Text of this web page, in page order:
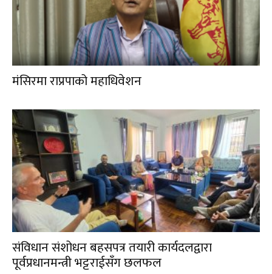
मंसिरमा राप्रपाको महाधिवेशन
संविधान संशोधन बहसपत्र तयारी कार्यदलद्वारा
पूर्वप्रधानमन्त्री भट्टराईसँग छलफल